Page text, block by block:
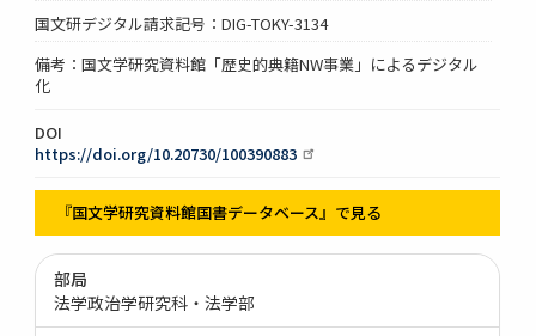
国文研デジタル請求記号：DIG-TOKY-3134
備考：国文学研究資料館「歴史的典籍NW事業」によるデジタル
化
DOI
https://doi.org/10.20730/100390883
『国文学研究資料館国書データベース』で見る
部局
法学政治学研究科・法学部